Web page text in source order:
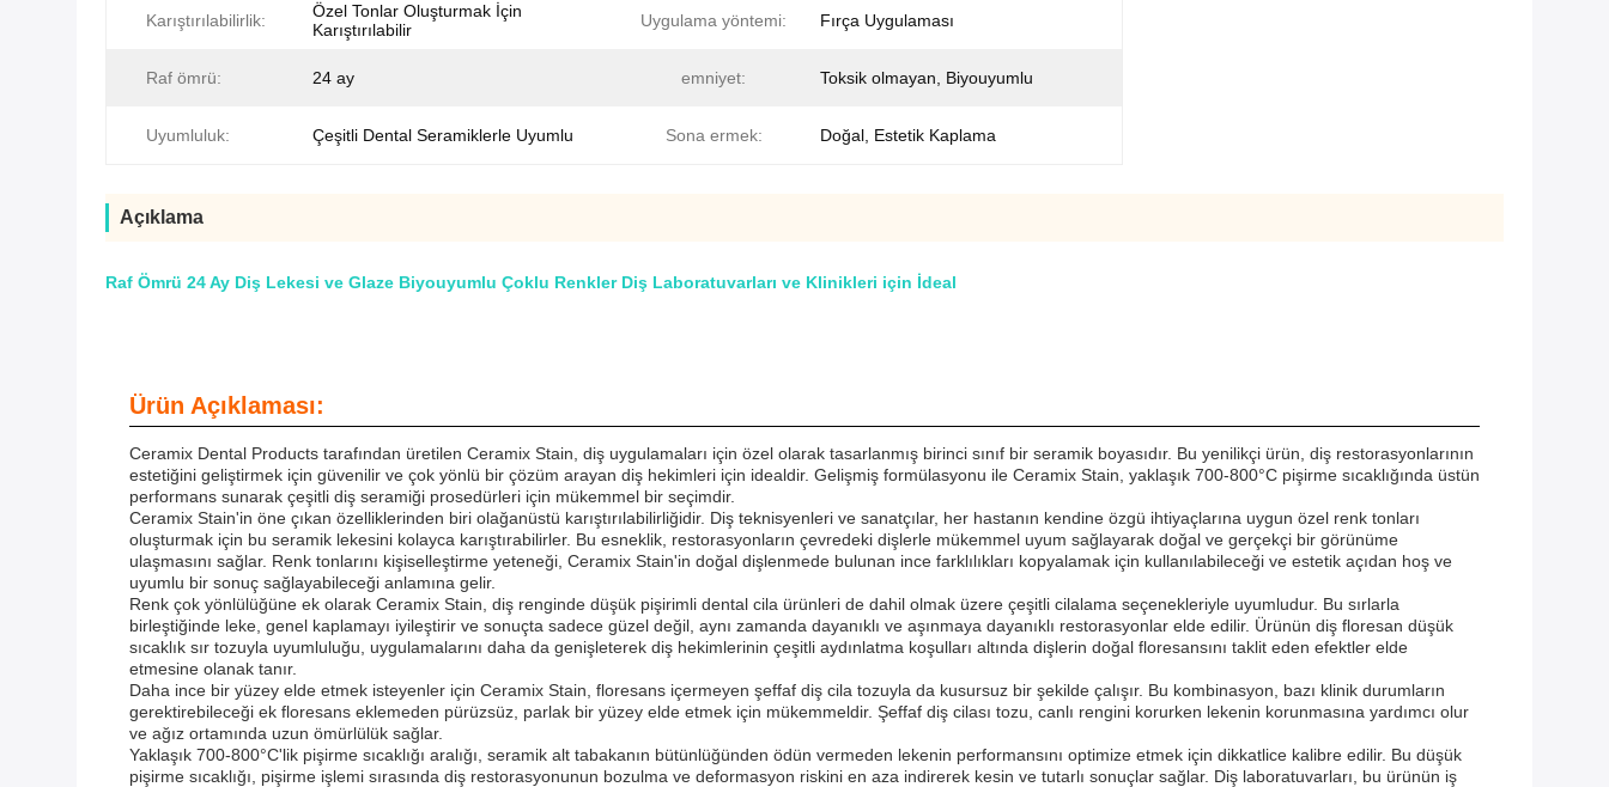
Karıştırılabilirlik:
Özel Tonlar Oluşturmak İçin
Karıştırılabilir
Uygulama yöntemi: Fırça Uygulaması
Raf ömrü: 24 ay emniyet: Toksik olmayan, Biyouyumlu
Uyumluluk: Çeşitli Dental Seramiklerle Uyumlu Sona ermek: Doğal, Estetik Kaplama
Açıklama
Raf Ömrü 24 Ay Diş Lekesi ve Glaze Biyouyumlu Çoklu Renkler Diş Laboratuvarları ve Klinikleri için İdeal
Ürün Açıklaması:
Ceramix Dental Products tarafından üretilen Ceramix Stain, diş uygulamaları için özel olarak tasarlanmış birinci sınıf bir seramik boyasıdır. Bu yenilikçi ürün, diş restorasyonlarının
estetiğini geliştirmek için güvenilir ve çok yönlü bir çözüm arayan diş hekimleri için idealdir. Gelişmiş formülasyonu ile Ceramix Stain, yaklaşık 700-800°C pişirme sıcaklığında üstün
performans sunarak çeşitli diş seramiği prosedürleri için mükemmel bir seçimdir.
Ceramix Stain'in öne çıkan özelliklerinden biri olağanüstü karıştırılabilirliğidir. Diş teknisyenleri ve sanatçılar, her hastanın kendine özgü ihtiyaçlarına uygun özel renk tonları
oluşturmak için bu seramik lekesini kolayca karıştırabilirler. Bu esneklik, restorasyonların çevredeki dişlerle mükemmel uyum sağlayarak doğal ve gerçekçi bir görünüme
ulaşmasını sağlar. Renk tonlarını kişiselleştirme yeteneği, Ceramix Stain'in doğal dişlenmede bulunan ince farklılıkları kopyalamak için kullanılabileceği ve estetik açıdan hoş ve
uyumlu bir sonuç sağlayabileceği anlamına gelir.
Renk çok yönlülüğüne ek olarak Ceramix Stain, diş renginde düşük pişirimli dental cila ürünleri de dahil olmak üzere çeşitli cilalama seçenekleriyle uyumludur. Bu sırlarla
birleştiğinde leke, genel kaplamayı iyileştirir ve sonuçta sadece güzel değil, aynı zamanda dayanıklı ve aşınmaya dayanıklı restorasyonlar elde edilir. Ürünün diş floresan düşük
sıcaklık sır tozuyla uyumluluğu, uygulamalarını daha da genişleterek diş hekimlerinin çeşitli aydınlatma koşulları altında dişlerin doğal floresansını taklit eden efektler elde
etmesine olanak tanır.
Daha ince bir yüzey elde etmek isteyenler için Ceramix Stain, floresans içermeyen şeffaf diş cila tozuyla da kusursuz bir şekilde çalışır. Bu kombinasyon, bazı klinik durumların
gerektirebileceği ek floresans eklemeden pürüzsüz, parlak bir yüzey elde etmek için mükemmeldir. Şeffaf diş cilası tozu, canlı rengini korurken lekenin korunmasına yardımcı olur
ve ağız ortamında uzun ömürlülük sağlar.
Yaklaşık 700-800°C'lik pişirme sıcaklığı aralığı, seramik alt tabakanın bütünlüğünden ödün vermeden lekenin performansını optimize etmek için dikkatlice kalibre edilir. Bu düşük
pişirme sıcaklığı, pişirme işlemi sırasında diş restorasyonunun bozulma ve deformasyon riskini en aza indirerek kesin ve tutarlı sonuçlar sağlar. Diş laboratuvarları, bu ürünün iş